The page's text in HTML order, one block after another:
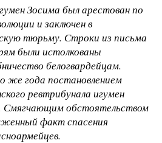
Зосима был арестован по
и заключен в
тюрьму. Строки из письма
были истолкованы
белогвардейцам.
же года постановлением
ревтрибунала игумен
Смягчающим обстоятельством
факт спасения